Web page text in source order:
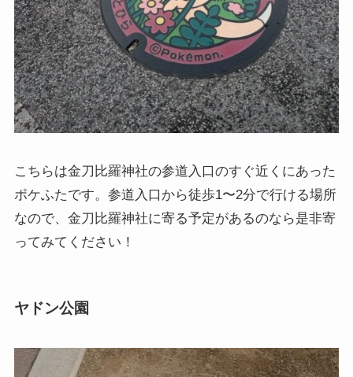
こちらは金刀比羅神社の参道入口のすぐ近くにあった
ポケふたです。参道入口から徒歩1〜2分で行ける場所
なので、金刀比羅神社に寄る予定があるのなら是非寄
ってみてください！
ヤドン公園